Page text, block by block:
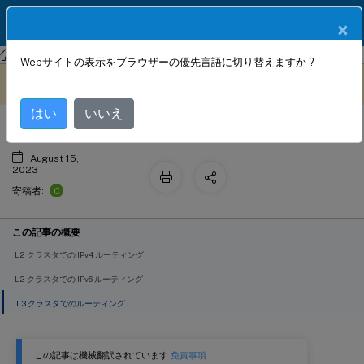
NetScaler NetScaler 13.1 クラスタリング
この記事は機械翻訳されています.免責事項
クラスター内のルーティング
August 15,
2023
寄稿者:
C
この記事の概要
L2 クラスタでの IPv4 ルーティング
L2 クラスタでの IPv6 ルーティング
L3 クラスタでのルーティング
×
Webサイトの表示をブラウザーの優先言語に切り替えますか ?
はい いいえ